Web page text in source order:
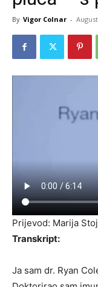
By Vigor Colnar -
Prijevod: Marija
Transkript:
Ja sam dr. Ryan